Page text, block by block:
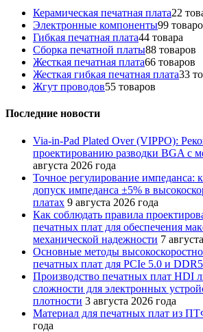
Керамическая печатная плата22
Электронные компоненты99
Гибкая печатная плата44 товара
Сборка печатной платы88 товаров
Жесткая печатная плата66 товаров
Жесткая гибкая печатная плата33
Жгут проводов55 товаров
Последние новости
Via-in-Pad Plated Over (VIPPO):
проектированию разводки BGA с
августа 2026 года
Точное регулирование импеданса:
допуск импеданса ±5% в
платах 9 августа 2026 года
Как соблюдать правила
печатных плат для обеспечения
механической надежности 7
Основные методы
печатных плат для PCIe 5.0 и DDR5
Производство печатных плат HDI
сложности для электронных
плотности 3 августа 2026 года
Материал для печатных плат из
года